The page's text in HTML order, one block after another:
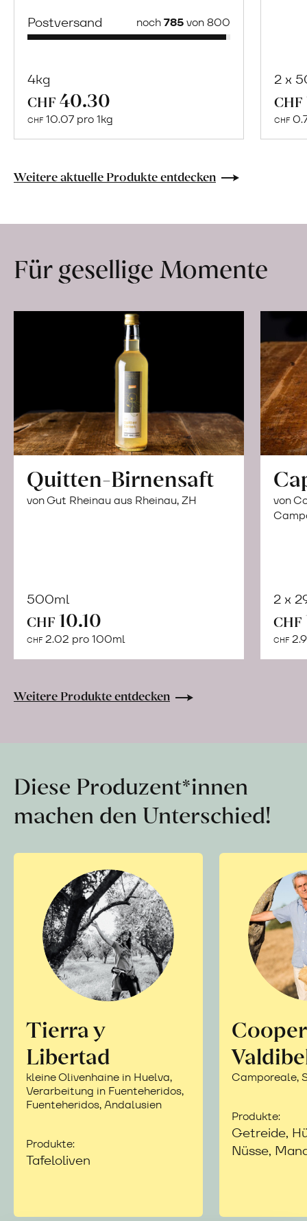
Postversand noch785von 800
4kg
CHF 40.30
CHF 10.07 pro 1kg
Bulgur
«Perciasacchi»
2 x
CHF
CHF
Weitere aktuelle Produkte entdecken
Für gesellige Momente
Quitten-Birnensaft
von Gut Rheinau aus Rheinau, ZH
500ml
CHF 10.10
CHF 2.02 pro 100ml
Warenkorb
von
2 x
CHF
CHF
Weitere Produkte entdecken
Diese Produzent*innen
machen den Unterschied!
Tierra y
Libertad
kleine Olivenhaine in Huelva,
Verarbeitung in Fuenteheridos,
Fuenteheridos, Andalusien
Produkte:
Tafeloliven
Camporeale,
Produkte:
Getreide,
Nüsse,